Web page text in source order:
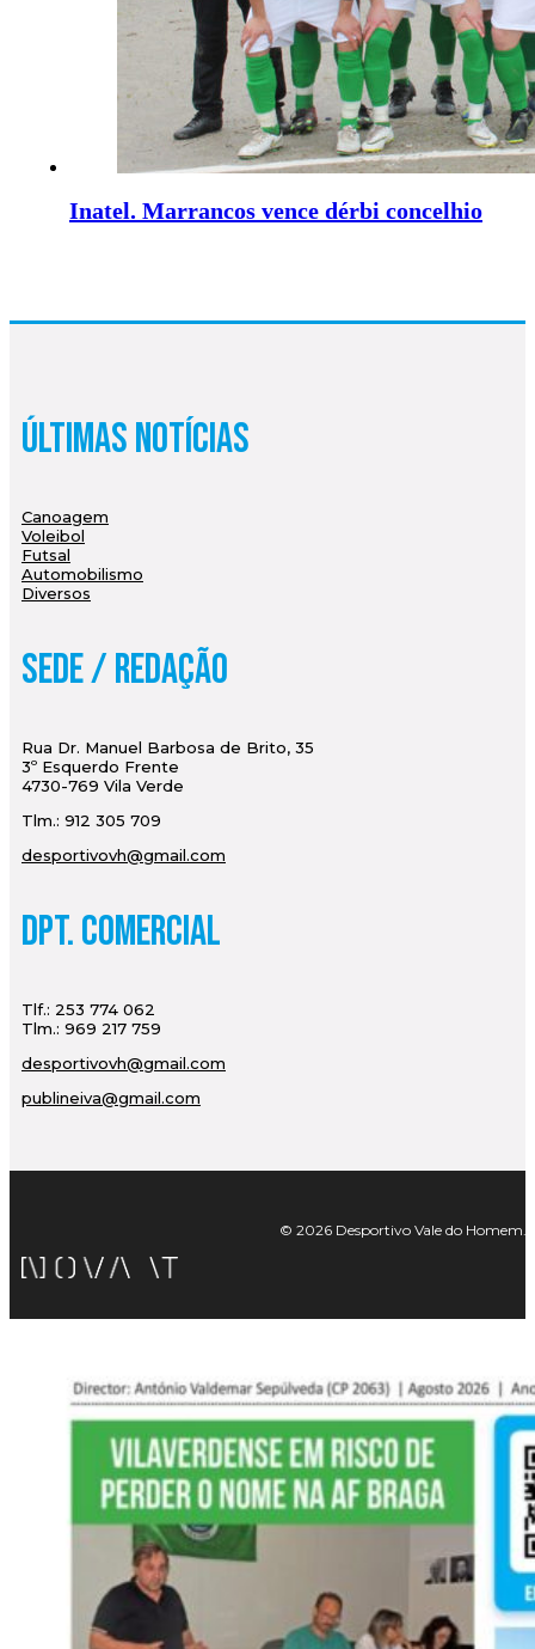
Inatel. Marrancos vence dérbi concelhio
Últimas Notícias
Canoagem
Voleibol
Futsal
Automobilismo
Diversos
Sede / Redação
Rua Dr. Manuel Barbosa de Brito, 35
3º Esquerdo Frente
4730-769 Vila Verde
Tlm.: 912 305 709
desportivovh@gmail.com
Dpt. Comercial
Tlf.: 253 774 062
Tlm.: 969 217 759
desportivovh@gmail.com
publineiva@gmail.com
© 2026 Desportivo Vale do Homem.